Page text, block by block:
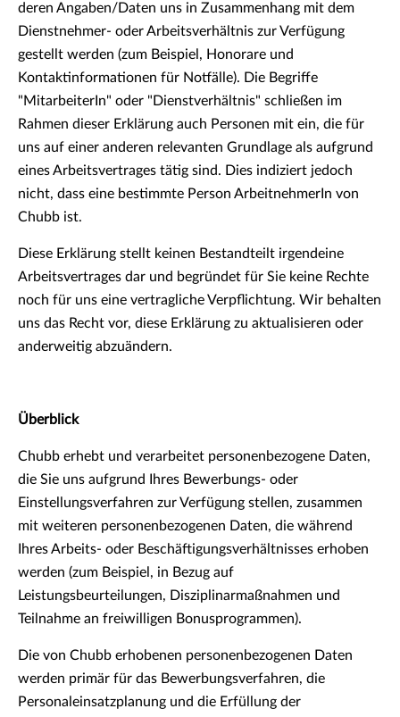
deren Angaben/Daten uns in Zusammenhang mit dem
Dienstnehmer- oder Arbeitsverhältnis zur Verfügung
gestellt werden (zum Beispiel, Honorare und
Kontaktinformationen für Notfälle). Die Begriffe
"MitarbeiterIn" oder "Dienstverhältnis" schließen im
Rahmen dieser Erklärung auch Personen mit ein, die für
uns auf einer anderen relevanten Grundlage als aufgrund
eines Arbeitsvertrages tätig sind. Dies indiziert jedoch
nicht, dass eine bestimmte Person ArbeitnehmerIn von
Chubb ist.
Diese Erklärung stellt keinen Bestandteilt irgendeine
Arbeitsvertrages dar und begründet für Sie keine Rechte
noch für uns eine vertragliche Verpflichtung. Wir behalten
uns das Recht vor, diese Erklärung zu aktualisieren oder
anderweitig abzuändern.
Überblick
Chubb erhebt und verarbeitet personenbezogene Daten,
die Sie uns aufgrund Ihres Bewerbungs- oder
Einstellungsverfahren zur Verfügung stellen, zusammen
mit weiteren personenbezogenen Daten, die während
Ihres Arbeits- oder Beschäftigungsverhältnisses erhoben
werden (zum Beispiel, in Bezug auf
Leistungsbeurteilungen, Disziplinarmaßnahmen und
Teilnahme an freiwilligen Bonusprogrammen).
Die von Chubb erhobenen personenbezogenen Daten
werden primär für das Bewerbungsverfahren, die
Personaleinsatzplanung und die Erfüllung der